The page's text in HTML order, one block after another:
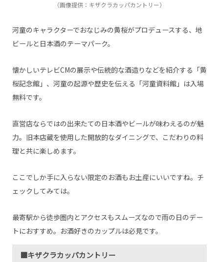
（画像提供：キザクラカッパカントリー）
河童のキャラクターでおなじみの黄桜がプロデュースする、地
ビールと日本酒のテーマパーク。
懐かしいテレビCMの展示や伝統的な酒造りなどを紹介する「黄
桜記念館」、河童の起源や歴史を伝える「河童資料館」は入場
無料です。
直営店ならではの出来たての日本酒やビールが味わえるのが魅
力。旧本店蔵を使用した開放的なダイニングで、こだわりの料
理と共に楽しめます。
ここでしか手に入らない限定のお酒もお土産にいいですね。チ
ェックしてみては。
最寄駅から徒歩圏内とアクセスもスムーズなので雨の日のデー
トにおすすめ。お酒好きのカップルは必見です。
■キザクラカッパカントリー